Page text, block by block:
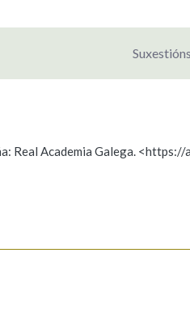
Real Academia Galega. <https://